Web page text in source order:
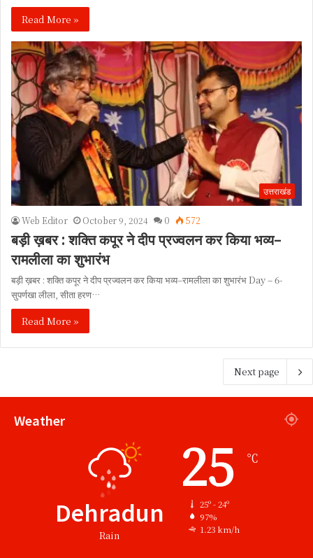
Read More »
उत्तराखंड
Web Editor October 9, 2024 0 572
बड़ी ख़बर : शक्ति कपूर ने दीप प्रज्वलन कर किया भव्य–
रामलीला का शुभारंभ
बड़ी ख़बर : शक्ति कपूर ने दीप प्रज्वलन कर किया भव्य–रामलीला का शुभारंभ Day – 6-
सुपर्णखा लीला, सीता हरण…
Read More »
Next page
Weather
Dehradun
Rain
25 ℃
25º - 24º
97%
1.23 km/h